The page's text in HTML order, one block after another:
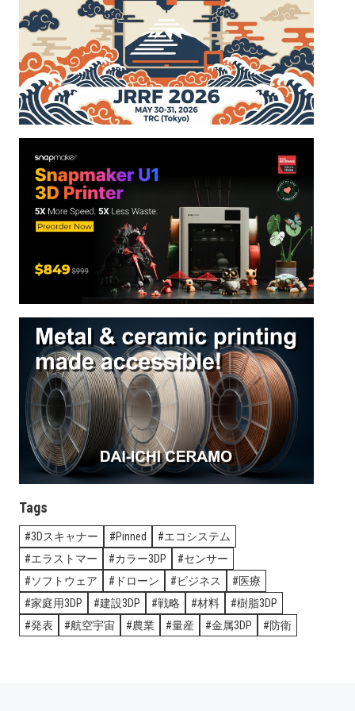
Tags
3Dスキャナー Pinned
エコシステム
エラストマー
カラー3DP
センサー
ソフトウェア
ドローン ビジネス
医療
家庭用3DP
建設3DP 戦略 材料
樹脂3DP
発表
航空宇宙 農業 量産 金属3DP 防衛